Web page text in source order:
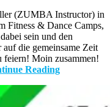
(ZUMBA Instructor) in
Fitness & Dance Camps,
sein und den
die gemeinsame Zeit
feiern! Moin zusammen!
Reading